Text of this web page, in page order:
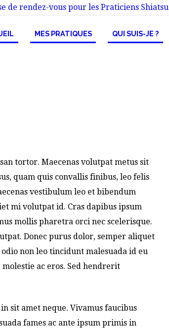
de rendez-vous pour les Praticiens Shiatsu
MES PRATIQUES QUI SUIS-JE ?
tortor. Maecenas volutpat metus sit
quam quis convallis finibus, leo felis
vestibulum leo et bibendum
mi volutpat id. Cras dapibus ipsum
mollis pharetra orci nec scelerisque.
Donec purus dolor, semper aliquet
non leo tincidunt malesuada id eu
ac eros. Sed hendrerit
sit amet neque. Vivamus faucibus
fames ac ante ipsum primis in